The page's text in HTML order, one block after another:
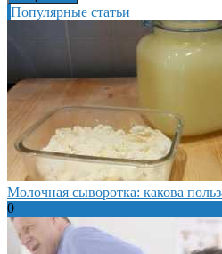
Популярные статьи
Молочная сыворотка: какова
0